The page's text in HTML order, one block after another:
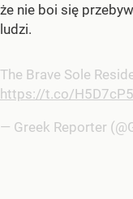
że nie boi się
ludzi.
The Brave Sole
https://t.co/
— Greek Reporter